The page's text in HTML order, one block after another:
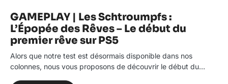
GAMEPLAY | Les Schtroumpfs :
L’Épopée des Rêves – Le début du
premier rêve sur PS5
Alors que notre test est désormais disponible dans nos
colonnes, nous vous proposons de découvrir le début du…